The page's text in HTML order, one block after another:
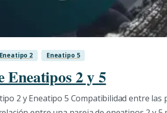
Eneatipo 2 Eneatipo 5
Eneatipos 2 y 5
2 y Eneatipo 5 Compatibilidad entre las